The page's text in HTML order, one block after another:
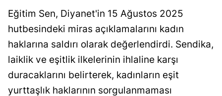
Eğitim Sen, Diyanet'in 15 Ağustos 2025
hutbesindeki miras açıklamalarını kadın
haklarına saldırı olarak değerlendirdi. Sendika,
laiklik ve eşitlik ilkelerinin ihlaline karşı
duracaklarını belirterek, kadınların eşit
yurttaşlık haklarının sorgulanmaması